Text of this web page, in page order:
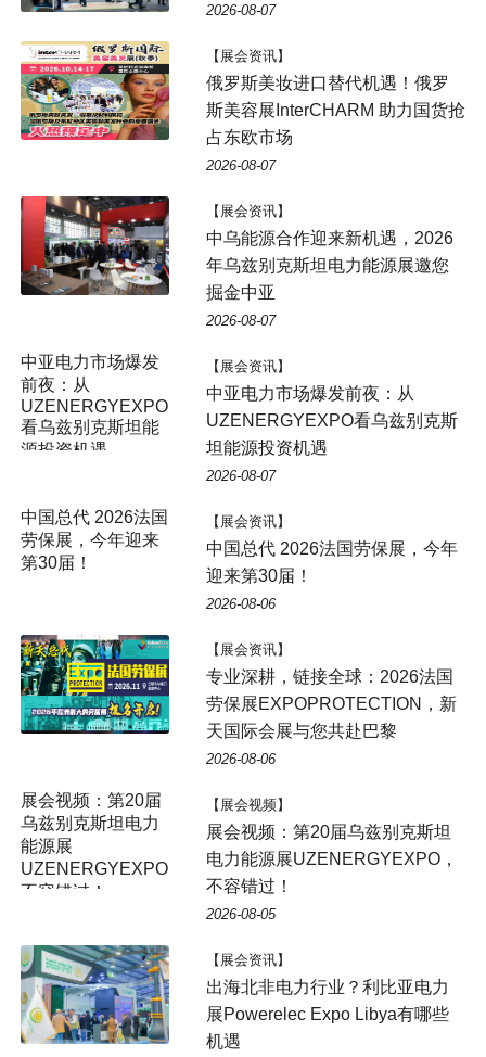
2026-08-07
【展会资讯】
俄罗斯美妆进口替代机遇！俄罗
斯美容展InterCHARM 助力国货抢
占东欧市场
2026-08-07
【展会资讯】
中乌能源合作迎来新机遇，2026
年乌兹别克斯坦电力能源展邀您
掘金中亚
2026-08-07
中亚电力市场爆发
前夜：从
UZENERGYEXPO
看乌兹别克斯坦能
源投资机遇
【展会资讯】
中亚电力市场爆发前夜：从
UZENERGYEXPO看乌兹别克斯
坦能源投资机遇
2026-08-07
中国总代 2026法国
劳保展，今年迎来
第30届！
【展会资讯】
中国总代 2026法国劳保展，今年
迎来第30届！
2026-08-06
【展会资讯】
专业深耕，链接全球：2026法国
劳保展EXPOPROTECTION，新
天国际会展与您共赴巴黎
2026-08-06
展会视频：第20届
乌兹别克斯坦电力
能源展
UZENERGYEXPO，
不容错过！
【展会视频】
展会视频：第20届乌兹别克斯坦
电力能源展UZENERGYEXPO，
不容错过！
2026-08-05
【展会资讯】
出海北非电力行业？利比亚电力
展Powerelec Expo Libya有哪些
机遇